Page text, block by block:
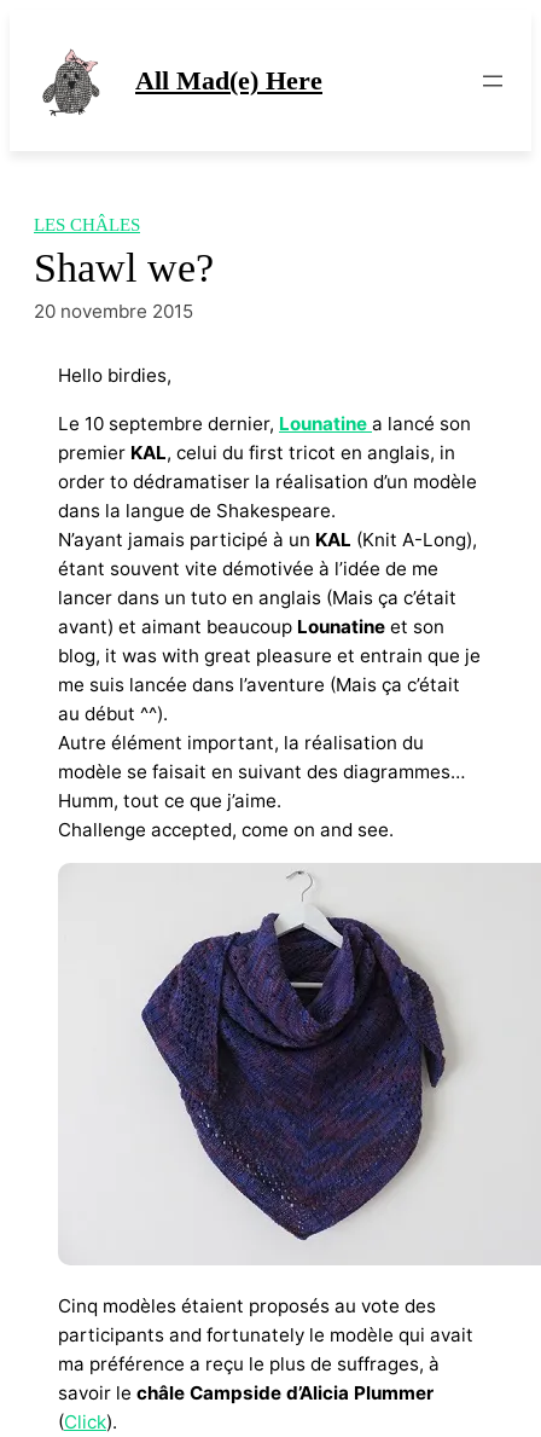
contenu
All Mad(e) Here
LES CHÂLES
Shawl we?
20 novembre 2015
Hello birdies,
Le 10 septembre dernier, Lounatine a lancé son
premier KAL, celui du first tricot en anglais, in
order to dédramatiser la réalisation d’un modèle
dans la langue de Shakespeare.
N’ayant jamais participé à un KAL (Knit A-Long),
étant souvent vite démotivée à l’idée de me
lancer dans un tuto en anglais (Mais ça c’était
avant) et aimant beaucoup Lounatine et son
blog, it was with great pleasure et entrain que je
me suis lancée dans l’aventure (Mais ça c’était
au début ^^).
Autre élément important, la réalisation du
modèle se faisait en suivant des diagrammes…
Humm, tout ce que j’aime.
Challenge accepted, come on and see.
Cinq modèles étaient proposés au vote des
participants and fortunately le modèle qui avait
ma préférence a reçu le plus de suffrages, à
savoir le châle Campside d’Alicia Plummer
(Click).